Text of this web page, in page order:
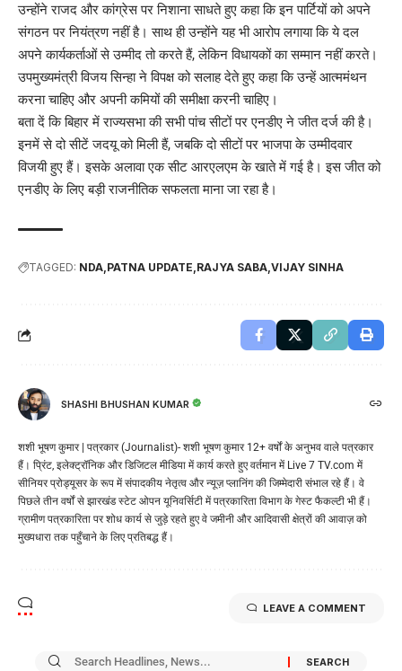
उन्होंने राजद और कांग्रेस पर निशाना साधते हुए कहा कि इन पार्टियों को अपने
संगठन पर नियंत्रण नहीं है। साथ ही उन्होंने यह भी आरोप लगाया कि ये दल
अपने कार्यकर्ताओं से उम्मीद तो करते हैं, लेकिन विधायकों का सम्मान नहीं करते।
उपमुख्यमंत्री विजय सिन्हा ने विपक्ष को सलाह देते हुए कहा कि उन्हें आत्ममंथन
करना चाहिए और अपनी कमियों की समीक्षा करनी चाहिए।
बता दें कि बिहार में राज्यसभा की सभी पांच सीटों पर एनडीए ने जीत दर्ज की है।
इनमें से दो सीटें जदयू को मिली हैं, जबकि दो सीटों पर भाजपा के उम्मीदवार
विजयी हुए हैं। इसके अलावा एक सीट आरएलएम के खाते में गई है। इस जीत को
एनडीए के लिए बड़ी राजनीतिक सफलता माना जा रहा है।
TAGGED: NDA PATNA UPDATE RAJYA SABA VIJAY SINHA
SHASHI BHUSHAN KUMAR
शशी भूषण कुमार | पत्रकार (Journalist)- शशी भूषण कुमार 12+ वर्षों के अनुभव वाले पत्रकार
हैं। प्रिंट, इलेक्ट्रॉनिक और डिजिटल मीडिया में कार्य करते हुए वर्तमान में Live 7 TV.com में
सीनियर प्रोड्यूसर के रूप में संपादकीय नेतृत्व और न्यूज़ प्लानिंग की जिम्मेदारी संभाल रहे हैं। वे
पिछले तीन वर्षों से झारखंड स्टेट ओपन यूनिवर्सिटी में पत्रकारिता विभाग के गेस्ट फैकल्टी भी हैं।
ग्रामीण पत्रकारिता पर शोध कार्य से जुड़े रहते हुए वे जमीनी और आदिवासी क्षेत्रों की आवाज़ को
मुख्यधारा तक पहुँचाने के लिए प्रतिबद्ध हैं।
LEAVE A COMMENT